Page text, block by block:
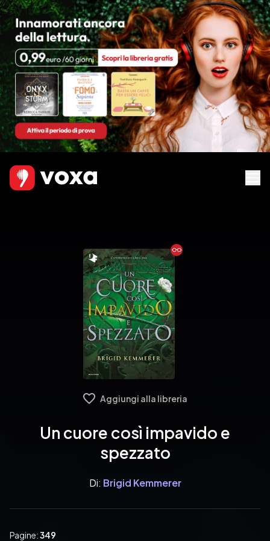
Ebook
Aggiungi alla libreria
Un cuore così impavido e
spezzato
Di: Brigid Kemmerer
Pagine:349